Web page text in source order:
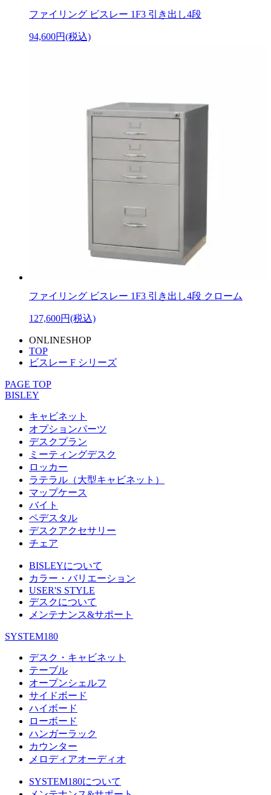
ファイリング ビスレー 1F3 引き出し4段
94,600円(税込)
ファイリング ビスレー 1F3 引き出し4段 クローム
127,600円(税込)
ONLINESHOP
TOP
ビスレー F シリーズ
PAGE TOP
BISLEY
キャビネット
オプションパーツ
デスクプラン
ミーティングデスク
ロッカー
ラテラル（大型キャビネット）
マップケース
バイト
ペデスタル
デスクアクセサリー
チェア
BISLEYについて
カラー・バリエーション
USER'S STYLE
デスクについて
メンテナンス&サポート
SYSTEM180
デスク・キャビネット
テーブル
オープンシェルフ
サイドボード
ハイボード
ローボード
ハンガーラック
カウンター
メロディアオーディオ
SYSTEM180について